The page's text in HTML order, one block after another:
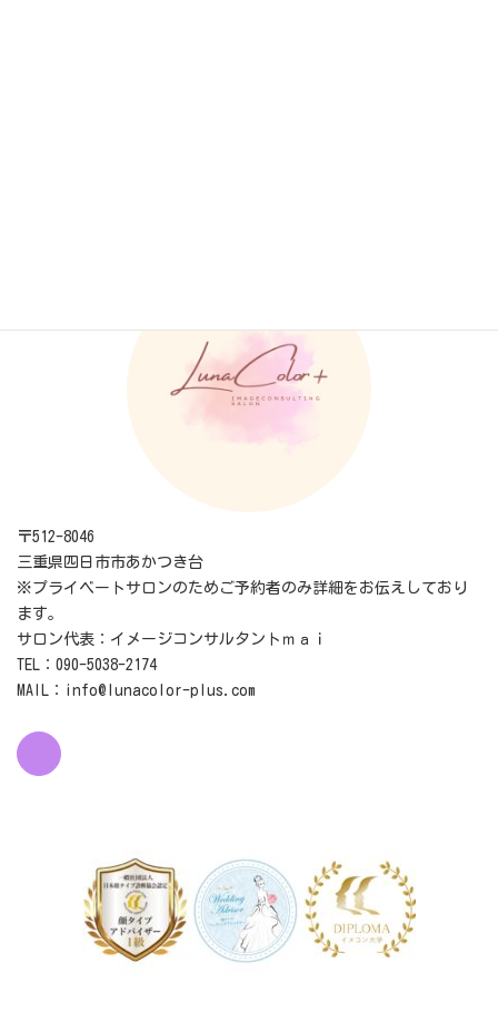
〒512-8046
三重県四日市市あかつき台
※プライベートサロンのためご予約者のみ詳細をお伝えしており
ます。
サロン代表：イメージコンサルタントｍａｉ
TEL：090-5038-2174
MAIL：info@lunacolor-plus.com